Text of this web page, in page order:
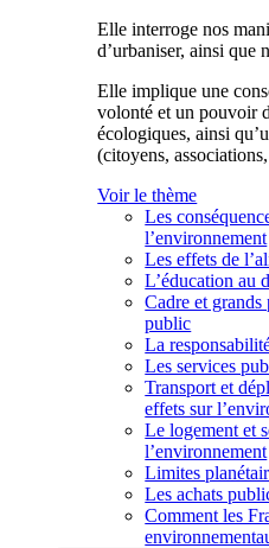
Elle interroge nos
d’urbaniser, ainsi que
Elle implique une
volonté et un pouvoir
écologiques, ainsi
(citoyens,
Voir le thème
Les
l’environnement
Les effets de
L’éducation au
Cadre et
public
La
Les services
Transport et
effets sur
Le logement et
l’environnement
Limites
Les achats
Comment les